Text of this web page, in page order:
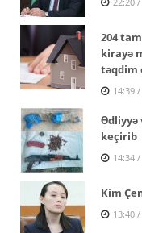
204
kirayə
təqdim
14:39
Ədliyyə
keçirib
14:34
Kim
13:40